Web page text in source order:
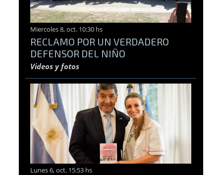
Miercoles 8, oct. 10:30 hs
RECLAMO POR UN VERDADERO
DEFENSOR DEL NIÑO
Videos y fotos
Lunes 6, oct. 15:53 hs